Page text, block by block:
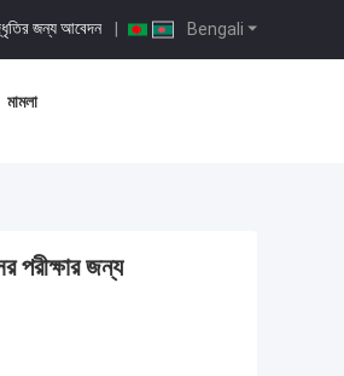
Bengali
জন্য আবেদন |
মামলা
জন্য